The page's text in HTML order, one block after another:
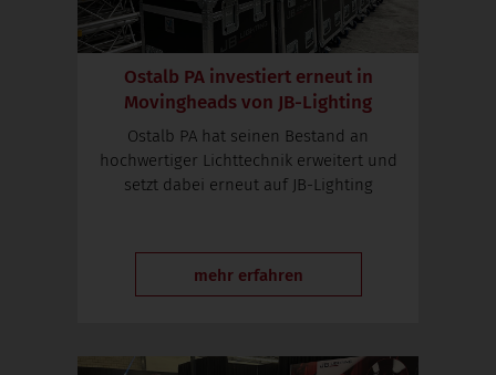
Ostalb PA investiert erneut in
Movingheads von JB-Lighting
Ostalb PA hat seinen Bestand an
hochwertiger Lichttechnik erweitert und
setzt dabei erneut auf JB-Lighting
mehr erfahren